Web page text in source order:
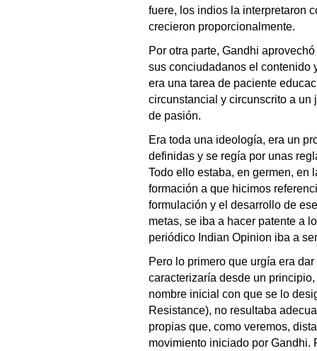
fuere, los indios la interpretaron
crecieron proporcionalmente.
Por otra parte, Gandhi
sus conciudadanos el contenido
era una tarea de paciente
circunstancial y circunscrito a un
de pasión.
Era toda una ideología, era un
definidas y se regía por unas
Todo ello estaba, en germen, en
formación a que hicimos
formulación y el desarrollo de
metas, se iba a hacer patente a
periódico Indian Opinion iba a
Pero lo primero que urgía era
caracterizaría desde un
nombre inicial con que se lo
Resistance), no resultaba
propias que, como veremos,
movimiento iniciado por Gandhi.